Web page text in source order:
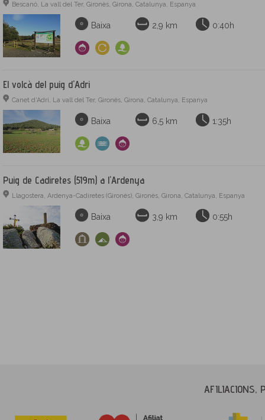
Bescanó, La vall del Ter, Gironès, Girona, Catalunya, Espanya
Baixa 2,9 km 0:40h
El volcà del puig d'Adri
Canet d'Adri, La vall del Ter, Gironès, Girona, Catalunya, Espanya
Baixa 6,5 km 1:35h
Puig de Cadiretes (519m) a l'Ardenya
Llagostera, Ardenya-Cadiretes (Gironès), Gironès, Girona, Catalunya, Espanya
Baixa 3,9 km 0:55h
AFILIACIONS,